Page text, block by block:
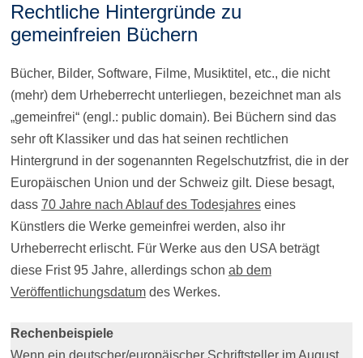
Rechtliche Hintergründe zu
gemeinfreien Büchern
Bücher, Bilder, Software, Filme, Musiktitel, etc., die nicht
(mehr) dem Urheberrecht unterliegen, bezeichnet man als
„gemeinfrei“ (engl.: public domain). Bei Büchern sind das
sehr oft Klassiker und das hat seinen rechtlichen
Hintergrund in der sogenannten Regelschutzfrist, die in der
Europäischen Union und der Schweiz gilt. Diese besagt,
dass 70 Jahre nach Ablauf des Todesjahreseines
Künstlers die Werke gemeinfrei werden, also ihr
Urheberrecht erlischt. Für Werke aus den USA beträgt
diese Frist 95 Jahre, allerdings schon ab dem
Veröffentlichungsdatumdes Werkes.
Rechenbeispiele
Wenn ein deutscher/europäischer Schriftsteller im August